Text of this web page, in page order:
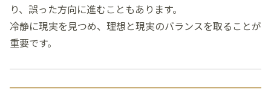
り、誤った方向に進むこともあります。
冷静に現実を見つめ、理想と現実のバランスを取ることが
重要です。